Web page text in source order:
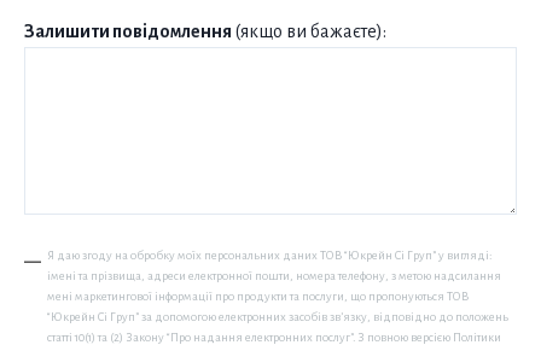
Залишити повідомлення (якщо ви бажаєте):
Я даю згоду на обробку моїх персональних даних ТОВ “Юкрейн Сі Груп” у вигляді:
імені та прізвища, адреси електронної пошти, номера телефону, з метою надсилання
мені маркетингової інформації про продукти та послуги, що пропонуються ТОВ
“Юкрейн Сі Груп” за допомогою електронних засобів зв’язку, відповідно до положень
статті 10(1) та (2) Закону “Про надання електронних послуг”. З повною версією Політики